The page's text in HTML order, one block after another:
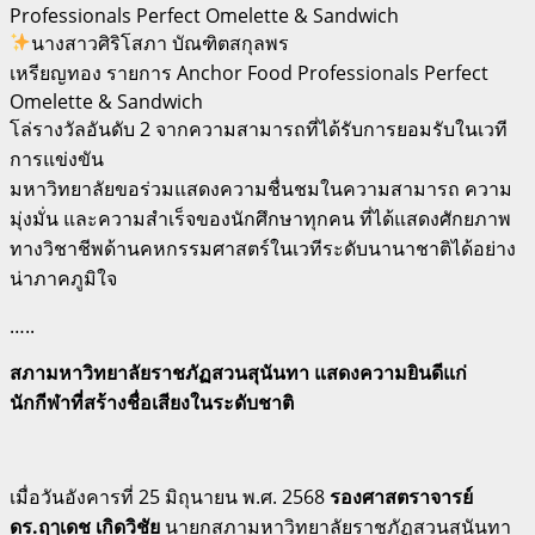
Professionals Perfect Omelette & Sandwich
นางสาวศิริโสภา บัณฑิตสกุลพร
เหรียญทอง รายการ Anchor Food Professionals Perfect
Omelette & Sandwich
โล่รางวัลอันดับ 2 จากความสามารถที่ได้รับการยอมรับในเวที
การแข่งขัน
มหาวิทยาลัยขอร่วมแสดงความชื่นชมในความสามารถ ความ
มุ่งมั่น และความสำเร็จของนักศึกษาทุกคน ที่ได้แสดงศักยภาพ
ทางวิชาชีพด้านคหกรรมศาสตร์ในเวทีระดับนานาชาติได้อย่าง
น่าภาคภูมิใจ
…..
สภามหาวิทยาลัยราชภัฏสวนสุนันทา แสดงความยินดีแก่
นักกีฬาที่สร้างชื่อเสียงในระดับชาติ
เมื่อวันอังคารที่ 25 มิถุนายน พ.ศ. 2568 รองศาสตราจารย์
ดร.ฤๅเดช เกิดวิชัย นายกสภามหาวิทยาลัยราชภัฏสวนสุนันทา